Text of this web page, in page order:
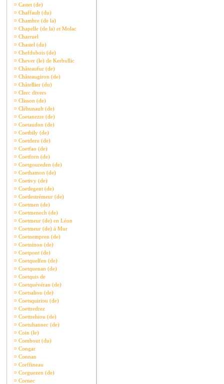
¤ Castet (de)
¤ Chaffault (du)
¤ Chambre (de la)
¤ Chapelle (de la) et Molac
¤ Charruel
¤ Chastel (du)
¤ Chefdubois (de)
¤ Chever (le) de Kerbullic
¤ Châteaufur (de)
¤ Châteaugiron (de)
¤ Châtellier (du)
¤ Clerc divers
¤ Clisson (de)
¤ Cléhunault (de)
¤ Coetanezre (de)
¤ Coetaudon (de)
¤ Coetbily (de)
¤ Coetderu (de)
¤ Coetfao (de)
¤ Coetforn (de)
¤ Coetgoureden (de)
¤ Coethamon (de)
¤ Coetivy (de)
¤ Coetlegent (de)
¤ Coetlestrémeur (de)
¤ Coetmen (de)
¤ Coetmenech (de)
¤ Coetmeur (de) en Léon
¤ Coetmeur (de) à Mur
¤ Coetnempren (de)
¤ Coetninon (de)
¤ Coetpont (de)
¤ Coetquelfen (de)
¤ Coetquenan (de)
¤ Coetquis de
¤ Coetquévéran (de)
¤ Coetsaliou (de)
¤ Coetsquiriou (de)
¤ Coettredrez
¤ Coettrehiou (de)
¤ Coetuhannec (de)
¤ Coin (le)
¤ Combout (du)
¤ Congar
¤ Connan
¤ Corffineau
¤ Corguezen (de)
¤ Cornec